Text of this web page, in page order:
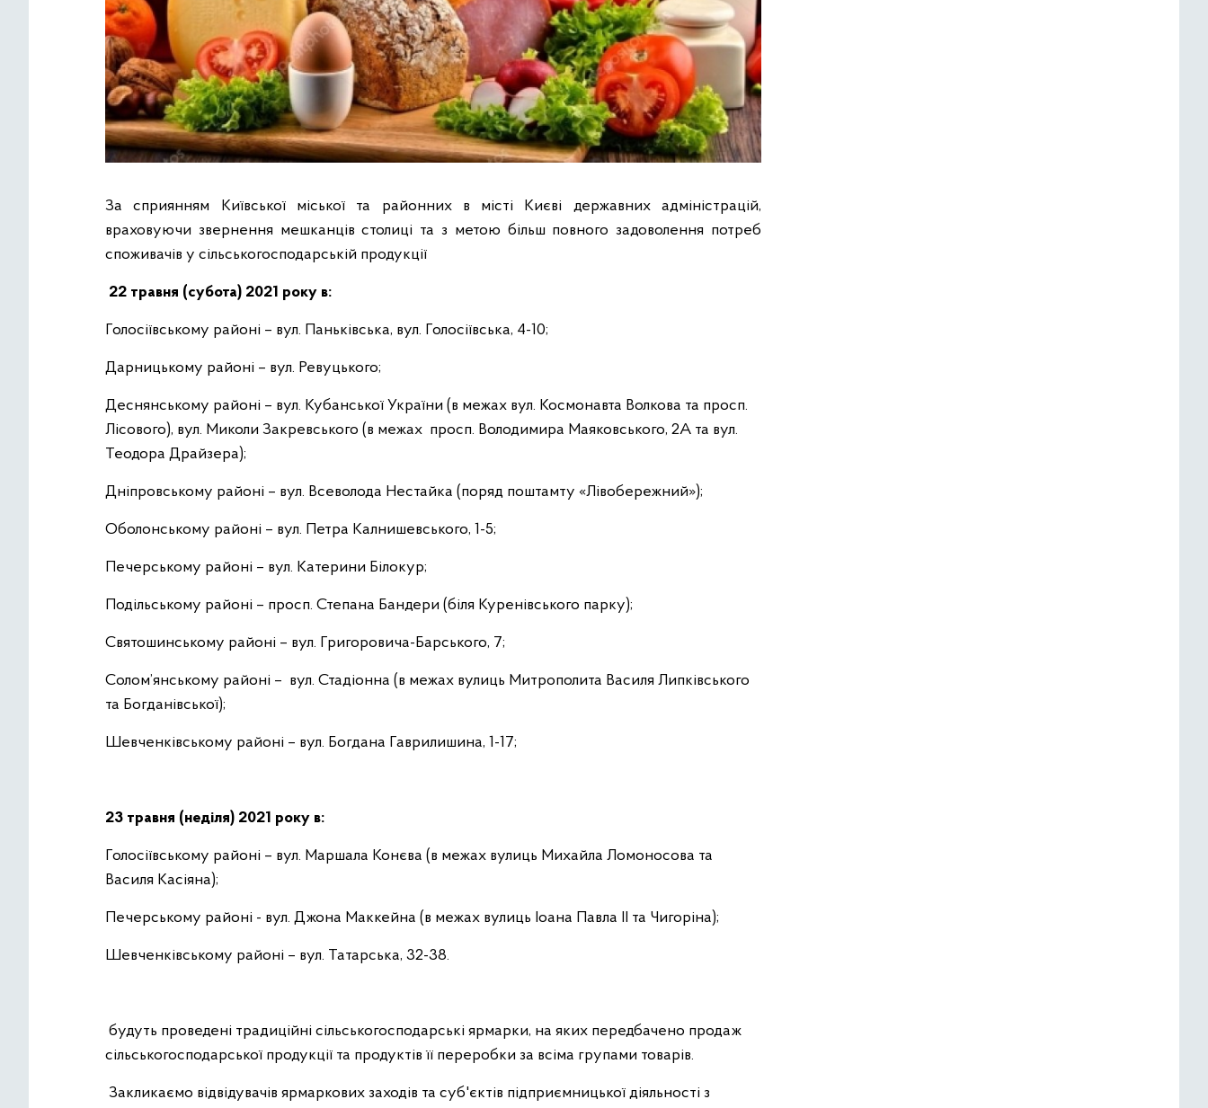
За сприянням Київської міської та районних в місті Києві державних адміністрацій,
враховуючи звернення мешканців столиці та з метою більш повного задоволення потреб
споживачів у сільськогосподарській продукції
22 травня (субота) 2021 року в:
Голосіївському районі – вул. Паньківська, вул. Голосіївська, 4-10;
Дарницькому районі – вул. Ревуцького;
Деснянському районі – вул. Кубанської України (в межах вул. Космонавта Волкова та просп.
Лісового), вул. Миколи Закревського (в межах просп. Володимира Маяковського, 2А та вул.
Теодора Драйзера);
Дніпровському районі – вул. Всеволода Нестайка (поряд поштамту «Лівобережний»);
Оболонському районі – вул. Петра Калнишевського, 1-5;
Печерському районі – вул. Катерини Білокур;
Подільському районі – просп. Степана Бандери (біля Куренівського парку);
Святошинському районі – вул. Григоровича-Барського, 7;
Солом’янському районі – вул. Стадіонна (в межах вулиць Митрополита Василя Липківського
та Богданівської);
Шевченківському районі – вул. Богдана Гаврилишина, 1-17;
23 травня (неділя) 2021 року в:
Голосіївському районі – вул. Маршала Конєва (в межах вулиць Михайла Ломоносова та
Василя Касіяна);
Печерському районі - вул. Джона Маккейна (в межах вулиць Іоана Павла II та Чигоріна);
Шевченківському районі – вул. Татарська, 32-38.
будуть проведені традиційні сільськогосподарські ярмарки, на яких передбачено продаж
сільськогосподарської продукції та продуктів її переробки за всіма групами товарів.
Закликаємо відвідувачів ярмаркових заходів та суб'єктів підприємницької діяльності з